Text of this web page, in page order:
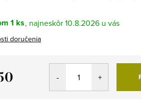
1 ks 10.8.2026
doručenia